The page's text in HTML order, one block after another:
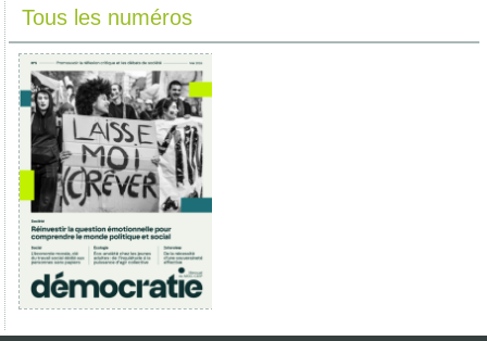
Tous les numéros